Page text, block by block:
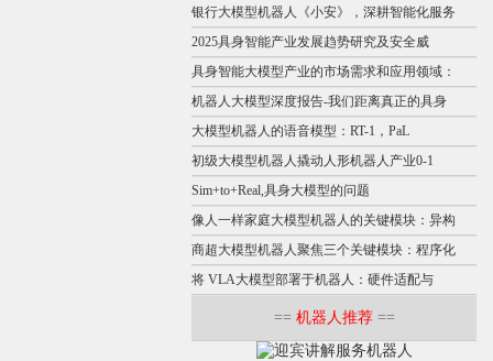
银行大模型机器人《小安》，深耕智能化服务
2025具身智能产业发展趋势研究及安全威
具身智能大模型产业的市场需求和应用领域：
机器人大模型深度报告-我们距离真正的具身
大模型机器人的语音模型：RT-1，PaL
初级大模型机器人撬动人形机器人产业0-1
Sim+to+Real,具身大模型的问题
像人一样家庭大模型机器人的关键模块：异构
商超大模型机器人聚焦三个关键模块：程序化
将 VLA大模型部署于机器人：硬件适配与
== 机器人推荐==